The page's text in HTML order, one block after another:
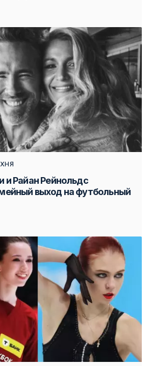
и Райан Рейнольдс
выход на футбольный